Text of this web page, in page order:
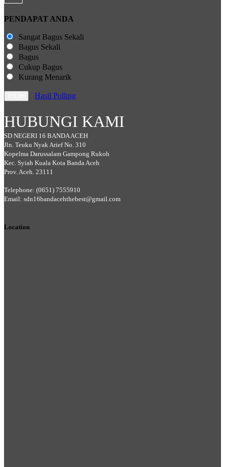
PENDAPAT ANDA
Sangat Bagus Sekali
Bagus Sekali
Bagus
Cukup Bagus
Kurang Menarik
Hasil Polling
HUBUNGI KAMI
SD NEGERI 16 BANDA ACEH
Jln. Teuku Nyak Arief No. 310
Kopelma Darussalam Gampong Rukoh
Kec. Syiah Kuala Kota Banda Aceh
Prov. Aceh. 23111
Telephone: (0651) 7555910
Email: sdn16bandacehthebest@gmail.com
Location